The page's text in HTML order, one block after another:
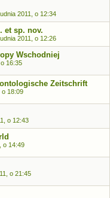
2011, o 12:34
et sp. nov.
2011, o 12:26
Wschodniej
16:35
Zeitschrift
o 18:09
o 12:43
o 14:49
o 21:45